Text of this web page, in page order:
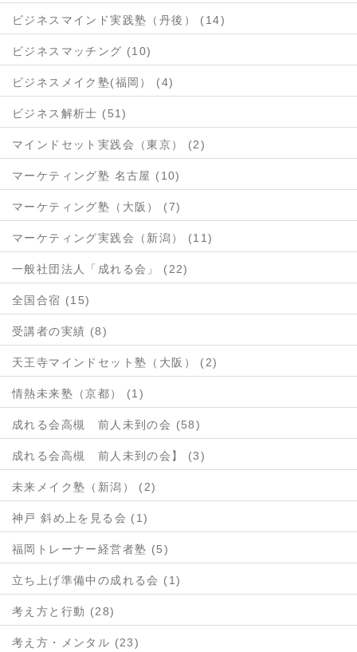
ビジネスマインド実践塾（丹後） (14)
ビジネスマッチング (10)
ビジネスメイク塾(福岡） (4)
ビジネス解析士 (51)
マインドセット実践会（東京） (2)
マーケティング塾 名古屋 (10)
マーケティング塾（大阪） (7)
マーケティング実践会（新潟） (11)
一般社団法人「成れる会」 (22)
全国合宿 (15)
受講者の実績 (8)
天王寺マインドセット塾（大阪） (2)
情熱未来塾（京都） (1)
成れる会高槻 前人未到の会 (58)
成れる会高槻 前人未到の会】 (3)
未来メイク塾（新潟） (2)
神戸 斜め上を見る会 (1)
福岡トレーナー経営者塾 (5)
立ち上げ準備中の成れる会 (1)
考え方と行動 (28)
考え方・メンタル (23)